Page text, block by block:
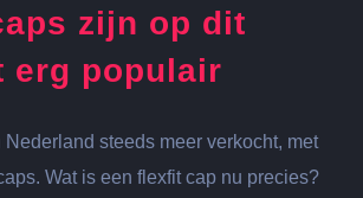
zijn op dit
erg populair
steeds meer verkocht, met
Wat is een flexfit cap nu precies?